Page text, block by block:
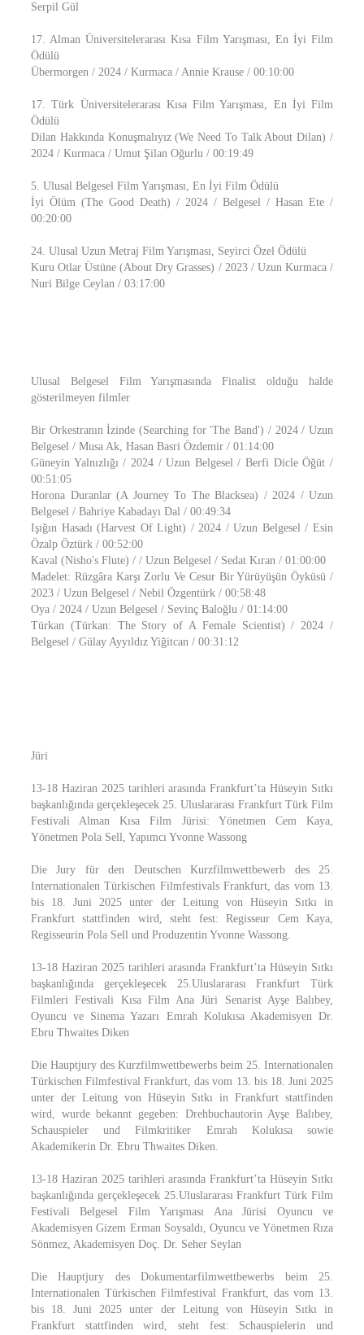
Serpil Gül
17. Alman Üniversitelerarası Kısa Film Yarışması, En İyi Film
Ödülü
Übermorgen / 2024 / Kurmaca / Annie Krause / 00:10:00
17. Türk Üniversitelerarası Kısa Film Yarışması, En İyi Film
Ödülü
Dilan Hakkında Konuşmalıyız (We Need To Talk About Dilan) /
2024 / Kurmaca / Umut Şilan Oğurlu / 00:19:49
5. Ulusal Belgesel Film Yarışması, En İyi Film Ödülü
İyi Ölüm (The Good Death) / 2024 / Belgesel / Hasan Ete /
00:20:00
24. Ulusal Uzun Metraj Film Yarışması, Seyirci Özel Ödülü
Kuru Otlar Üstüne (About Dry Grasses) / 2023 / Uzun Kurmaca /
Nuri Bilge Ceylan / 03:17:00
Ulusal Belgesel Film Yarışmasında Finalist olduğu halde
gösterilmeyen filmler
Bir Orkestranın İzinde (Searching for 'The Band') / 2024 / Uzun
Belgesel / Musa Ak, Hasan Basri Özdemir / 01:14:00
Güneyin Yalnızlığı / 2024 / Uzun Belgesel / Berfi Dicle Öğüt /
00:51:05
Horona Duranlar (A Journey To The Blacksea) / 2024 / Uzun
Belgesel / Bahriye Kabadayı Dal / 00:49:34
Işığın Hasadı (Harvest Of Light) / 2024 / Uzun Belgesel / Esin
Özalp Öztürk / 00:52:00
Kaval (Nisho's Flute) / / Uzun Belgesel / Sedat Kıran / 01:00:00
Madelet: Rüzgâra Karşı Zorlu Ve Cesur Bir Yürüyüşün Öyküsü /
2023 / Uzun Belgesel / Nebil Özgentürk / 00:58:48
Oya / 2024 / Uzun Belgesel / Sevinç Baloğlu / 01:14:00
Türkan (Türkan: The Story of A Female Scientist) / 2024 /
Belgesel / Gülay Ayyıldız Yiğitcan / 00:31:12
Jüri
13-18 Haziran 2025 tarihleri arasında Frankfurt’ta Hüseyin Sıtkı
başkanlığında gerçekleşecek 25. Uluslararası Frankfurt Türk Film
Festivali Alman Kısa Film Jürisi: Yönetmen Cem Kaya,
Yönetmen Pola Sell, Yapımcı Yvonne Wassong
Die Jury für den Deutschen Kurzfilmwettbewerb des 25.
Internationalen Türkischen Filmfestivals Frankfurt, das vom 13.
bis 18. Juni 2025 unter der Leitung von Hüseyin Sıtkı in
Frankfurt stattfinden wird, steht fest: Regisseur Cem Kaya,
Regisseurin Pola Sell und Produzentin Yvonne Wassong.
13-18 Haziran 2025 tarihleri arasında Frankfurt’ta Hüseyin Sıtkı
başkanlığında gerçekleşecek 25.Uluslararası Frankfurt Türk
Filmleri Festivali Kısa Film Ana Jüri Senarist Ayşe Balıbey,
Oyuncu ve Sinema Yazarı Emrah Kolukısa Akademisyen Dr.
Ebru Thwaites Diken
Die Hauptjury des Kurzfilmwettbewerbs beim 25. Internationalen
Türkischen Filmfestival Frankfurt, das vom 13. bis 18. Juni 2025
unter der Leitung von Hüseyin Sıtkı in Frankfurt stattfinden
wird, wurde bekannt gegeben: Drehbuchautorin Ayşe Balıbey,
Schauspieler und Filmkritiker Emrah Kolukısa sowie
Akademikerin Dr. Ebru Thwaites Diken.
13-18 Haziran 2025 tarihleri arasında Frankfurt’ta Hüseyin Sıtkı
başkanlığında gerçekleşecek 25.Uluslararası Frankfurt Türk Film
Festivali Belgesel Film Yarışması Ana Jürisi Oyuncu ve
Akademisyen Gizem Erman Soysaldı, Oyuncu ve Yönetmen Rıza
Sönmez, Akademisyen Doç. Dr. Seher Seylan
Die Hauptjury des Dokumentarfilmwettbewerbs beim 25.
Internationalen Türkischen Filmfestival Frankfurt, das vom 13.
bis 18. Juni 2025 unter der Leitung von Hüseyin Sıtkı in
Frankfurt stattfinden wird, steht fest: Schauspielerin und